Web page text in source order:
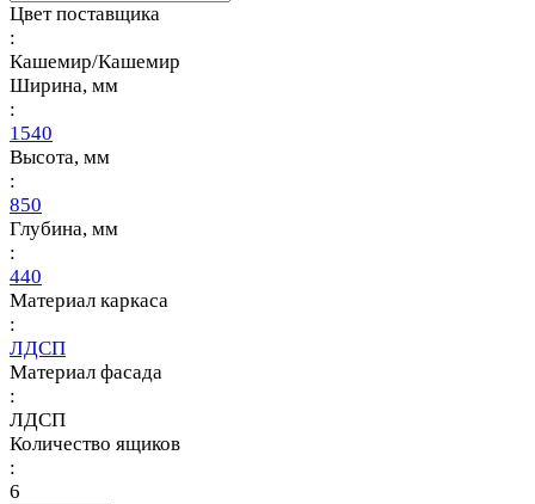
Цвет поставщика
:
Кашемир/Кашемир
Ширина, мм
:
1540
Высота, мм
:
850
Глубина, мм
:
440
Материал каркаса
:
ЛДСП
Материал фасада
:
ЛДСП
Количество ящиков
:
6